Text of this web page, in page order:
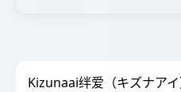
Kizunaai绊爱（キズナア